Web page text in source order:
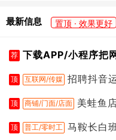
最新信息 置顶 · 效果更好
荐 下载APP/小程序把
顶 互联网/传媒 招聘抖音
顶 商铺/门面/店面 美蛙鱼
顶 普工/零时工 马鞍长白